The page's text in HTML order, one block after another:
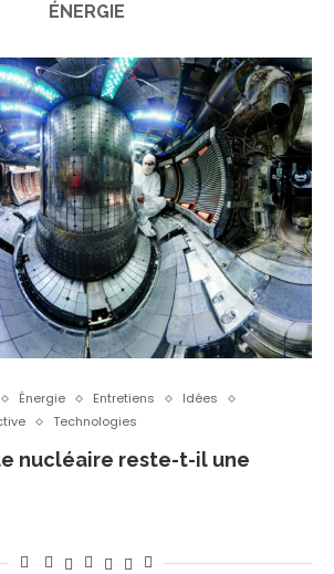
ÉNERGIE
Énergie Entretiens
Idées
Technologies
nucléaire reste-t-il une